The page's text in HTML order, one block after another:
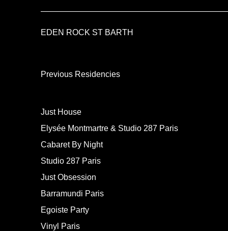
EDEN ROCK ST BARTH
Previous Residencies
Just House
Elysée Montmartre & Studio 287 Paris
Cabaret By Night
Studio 287 Paris
Just Obsession
Barramundi Paris
Egoiste Party
Vinyl Paris